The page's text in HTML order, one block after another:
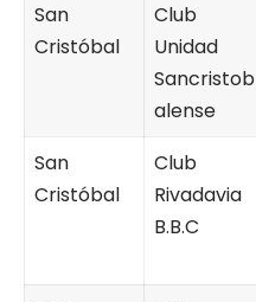
San
Cristóbal
Club
Unidad
Sancristob
alense
San
Cristóbal
Club
Rivadavia
B.B.C